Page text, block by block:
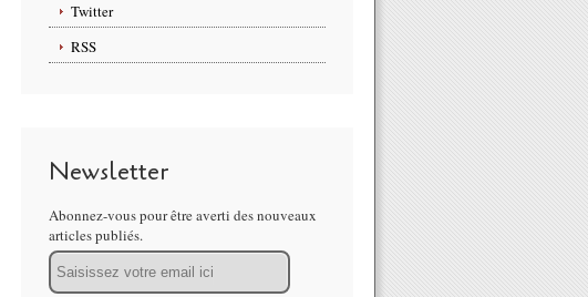
Twitter
RSS
Newsletter
Abonnez-vous pour être averti des nouveaux
articles publiés.
Email